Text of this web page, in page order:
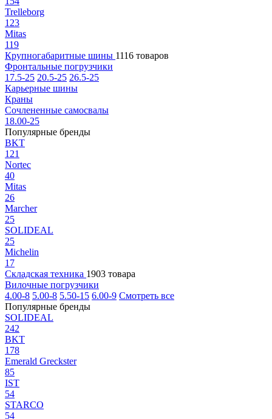
Trelleborg
123
Mitas
119
Крупногабаритные шины 1116 товаров
Фронтальные погрузчики
17.5-25 20.5-25 26.5-25
Карьерные шины
Краны
Сочлененные самосвалы
18.00-25
Популярные бренды
BKT
121
Nortec
40
Mitas
26
Marcher
25
SOLIDEAL
25
Michelin
17
Складская техника 1903 товара
Вилочные погрузчики
4.00-8 5.00-8 5.50-15 6.00-9 Смотреть все
Популярные бренды
SOLIDEAL
242
BKT
178
Emerald Greckster
85
IST
54
STARCO
54